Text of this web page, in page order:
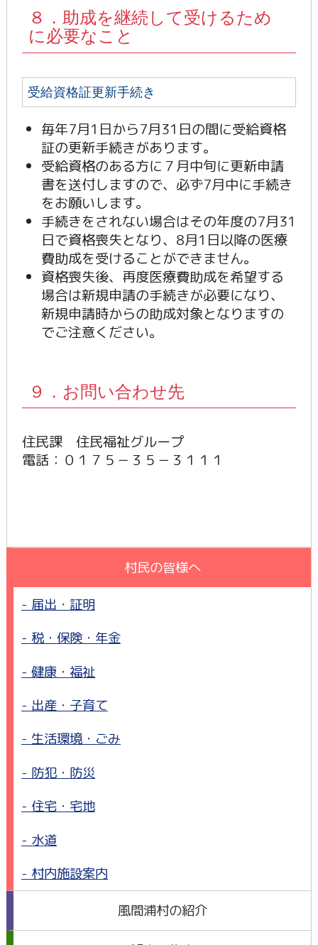
８．助成を継続して受けるため
に必要なこと
受給資格証更新手続き
毎年7月1日から7月31日の間に受給資格
証の更新手続きがあります。
受給資格のある方に７月中旬に更新申請
書を送付しますので、必ず7月中に手続き
をお願いします。
手続きをされない場合はその年度の7月31
日で資格喪失となり、8月1日以降の医療
費助成を受けることができません。
資格喪失後、再度医療費助成を希望する
場合は新規申請の手続きが必要になり、
新規申請時からの助成対象となりますの
でご注意ください。
９．お問い合わせ先
住民課 住民福祉グループ
電話：０１７５－３５－３１１１
村民の皆様へ
届出・証明
税・保険・年金
健康・福祉
出産・子育て
生活環境・ごみ
防犯・防災
住宅・宅地
水道
村内施設案内
風間浦村の紹介